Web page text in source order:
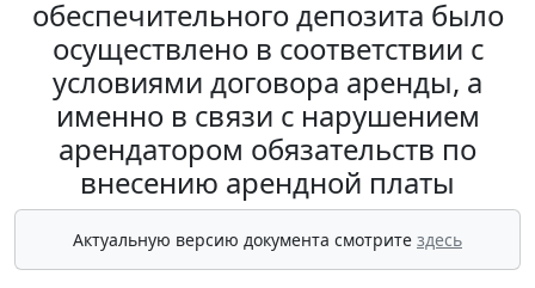
обеспечительного депозита было
осуществлено в соответствии с
условиями договора аренды, а
именно в связи с нарушением
арендатором обязательств по
внесению арендной платы
Актуальную версию документа смотрите здесь